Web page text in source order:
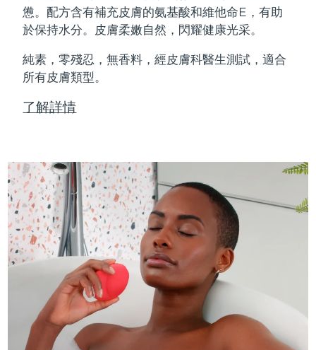
憊。配方含有補充皮膚的氨基酸和維他命E，有助
於保持水分。皮膚柔嫩自然，閃耀健康光采。
純素，零殘忍，無香料，經皮膚科醫生測試，適合
所有皮膚類型。
了解詳情